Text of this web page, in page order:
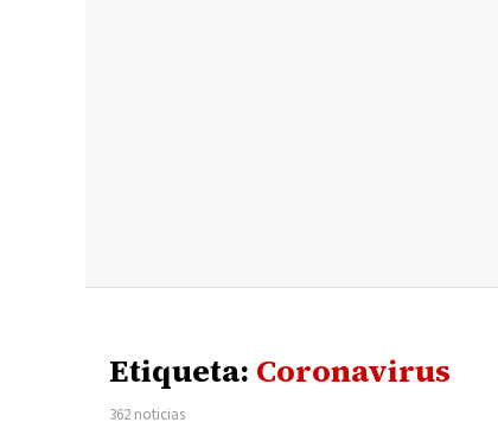
Etiqueta: Coronavirus
362 noticias